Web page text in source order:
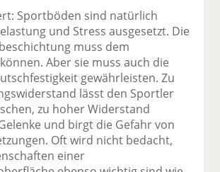
Sportböden sind natürlich
und Stress ausgesetzt. Die
muss dem
Aber sie muss auch die
gewährleisten. Zu
lässt den Sportler
zu hoher Widerstand
und birgt die Gefahr von
Oft wird nicht bedacht,
einer